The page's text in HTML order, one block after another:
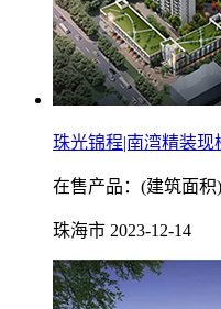
珠光锦程|南湾精装现
在售产品：(建筑面积
珠海市 2023-12-14